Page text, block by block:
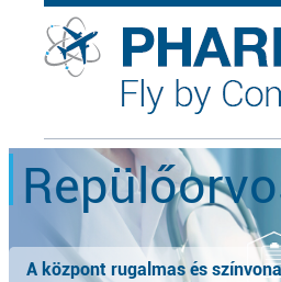
A központ rugalmas és